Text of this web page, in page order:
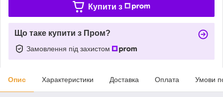
Купити з
Що таке купити з Пром?
Замовлення під захистом
Опис Характеристики Доставка Оплата Умови